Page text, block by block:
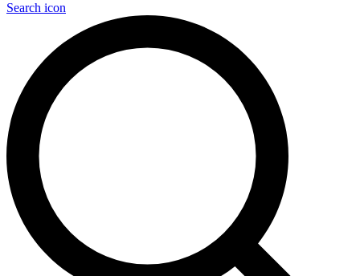
Search icon